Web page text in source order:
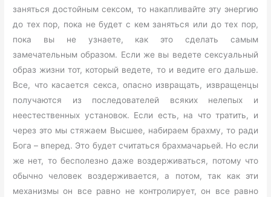
заняться достойным сексом, то накапливайте эту энергию
до тех пор, пока не будет с кем заняться или до тех пор,
пока вы не узнаете, как это сделать самым
замечательным образом. Если же вы ведете сексуальный
образ жизни тот, который ведете, то и ведите его дальше.
Все, что касается секса, опасно извращать, извращенцы
получаются из последователей всяких нелепых и
неестественных установок. Если есть, на что тратить, и
через это мы стяжаем Высшее, набираем брахму, то ради
Бога – вперед. Это будет считаться брахмачарьей. Но если
же нет, то бесполезно даже воздерживаться, потому что
обычно человек воздерживается, а потом, так как эти
механизмы он все равно не контролирует, он все равно